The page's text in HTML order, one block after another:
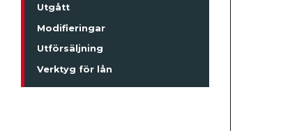
Utgått
Modifieringar
Utförsäljning
Verktyg för lån